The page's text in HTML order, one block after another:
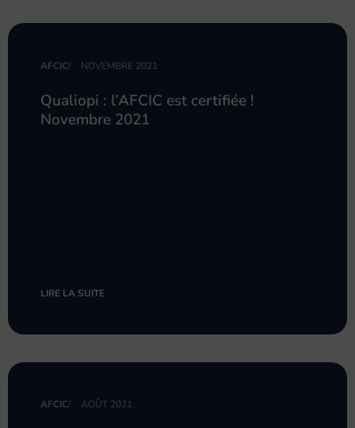
AFCIC/ NOVEMBRE 2021
Qualiopi : l’AFCIC est certifiée !
Novembre 2021
LIRE LA SUITE
AFCIC/ AOÛT 2021